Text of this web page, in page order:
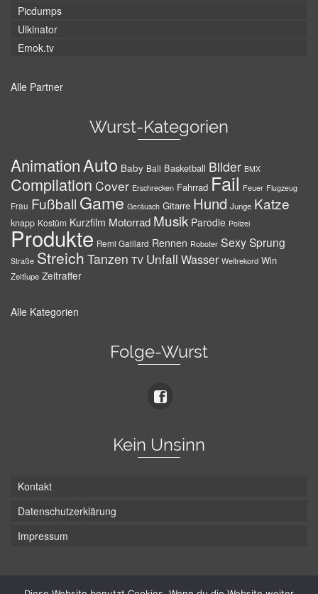
Picdumps
Ulkinator
Emok.tv
Alle Partner
Wurst-Kategorien
AnimationAuto Baby Ball Basketball Bilder BMX
Compilation Cover Erschrecken Fahrrad Fail Feuer Flugzeug
Frau Fußball Game Geräusch Gitarre Hund Junge Katze
knapp Kostüm Kurzfilm Motorrad Musik Parodie Polizei
Produkte Remi Gaillard Rennen Roboter SexySprung
Straße Streich Tanzen TV Unfall Wasser Weltrekord Win
Zeitlupe Zeitraffer
Alle Kategorien
Folge-Wurst
Kein Unsinn
Kontakt
Datenschutzerklärung
Impressum